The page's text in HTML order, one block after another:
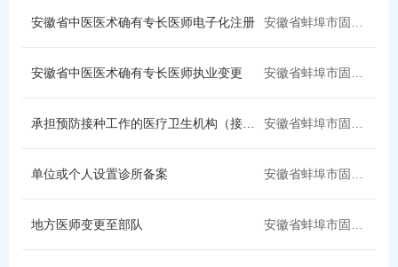
县公安局 县新闻出版局
县消防救援大队 县民政局
安徽省中医医术确有专长医师电子化注册 安徽省蚌埠市固镇县
安徽省中医医术确有专长医师执业变更 安徽省蚌埠市固镇县
承担预防接种工作的医疗卫生机构（接种单位）的确认 安徽省蚌埠市固镇县
单位或个人设置诊所备案 安徽省蚌埠市固镇县
地方医师变更至部队 安徽省蚌埠市固镇县